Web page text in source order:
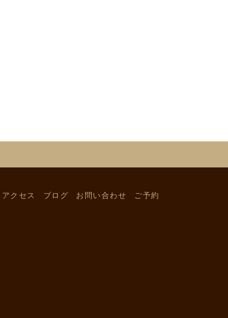
アクセス ブログ お問い合わせ ご予約